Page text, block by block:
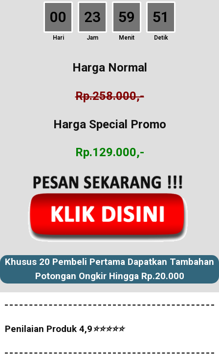
00
Hari
23
Jam
59
Menit
51
Detik
Harga Normal
Rp.258.000,-
Harga Special Promo
Rp.129.000,-
Khusus 20 Pembeli Pertama Dapatkan Tambahan
Potongan Ongkir Hingga Rp.20.000
Penilaian Produk 4,9⭐⭐⭐⭐⭐